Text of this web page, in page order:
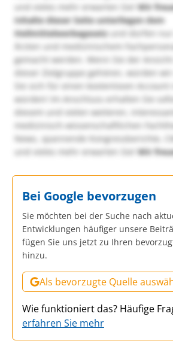
und vieles mehr erwarten Sie!Wir
Inhalte dieser Seite unterliegen dem
Heilmittelwerbegesetzund dürfen nur
Ärzten und medizinischem
gemacht werden. Wenn Sie der
dieser Zielgruppe gehören, würden
Sie sich für einen kostenlosen Account
würden! Im Anschluss erhalten Sie
diesem und vielen weiteren,
medizinisch-wissenschaftlichen
News, spannende Kongressberichte,
und vieles mehr erwarten Sie!Wir
Bei Google bevorzugen
Sie möchten bei der Suche nach
Entwicklungen häufiger unsere
fügen Sie uns jetzt zu Ihren
hinzu.
Als bevorzugte Quelle
Wie funktioniert das? Häufige
erfahren Sie mehr